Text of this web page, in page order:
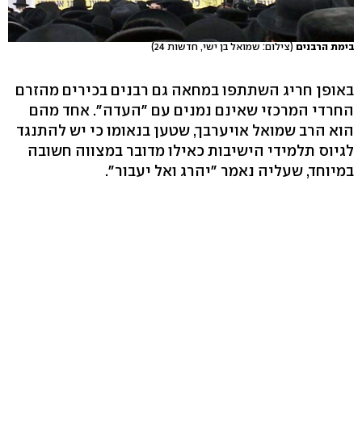
בימת הרבנים(צילום: שמואל בן ישי, חדשות 24)
באופן חריג השתתפו במחאה גם רבנים בכירים מהזרם
החרדי המרכזי שאינם נמנים עם "העדה". אחד מהם
הוא הרב שמואל אויערבך, שטען בנאומו כי יש להתנגד
לגיוס תלמידי הישיבות כאילו מדובר במצווה חשובה
במיוחד, שעליה נאמר "יהרג ואל יעבור".